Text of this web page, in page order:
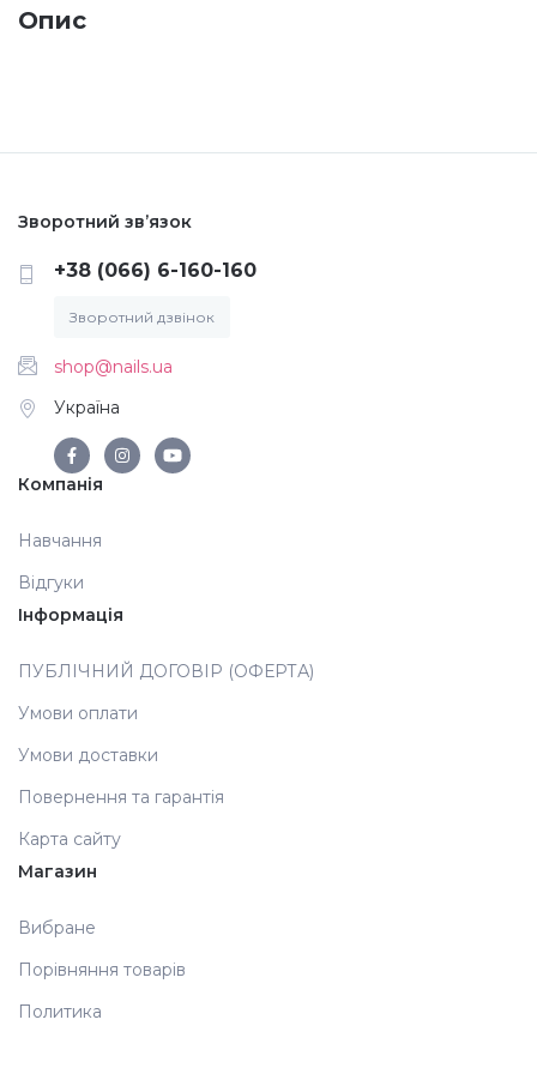
Брокат
Інші прикраси
Фарби для розпису
Аксесуари
Опис
Зворотний зв’язок
+38 (066) 6-160-160
Зворотний дзвінок
shop@nails.ua
Україна
Компанія
Навчання
Відгуки
Інформація
ПУБЛІЧНИЙ ДОГОВІР (ОФЕРТА)
Умови оплати
Умови доставки
Повернення та гарантія
Карта сайту
Магазин
Вибране
Порівняння товарів
Политика